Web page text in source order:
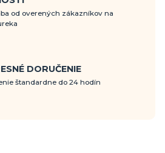
od overených zákazníkov na
DORUČENIE
štandardne do 24 hodín